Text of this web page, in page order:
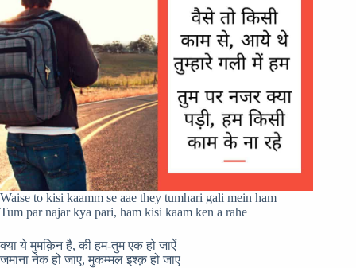
Waise to kisi kaamm se aae they tumhari gali mein ham
Tum par najar kya pari, ham kisi kaam ken a rahe
क्या ये मुमक़िन है, की हम-तुम एक हो जाऐं
जमाना नेक हो जाए, मुकम्मल इश्क़ हो जाए